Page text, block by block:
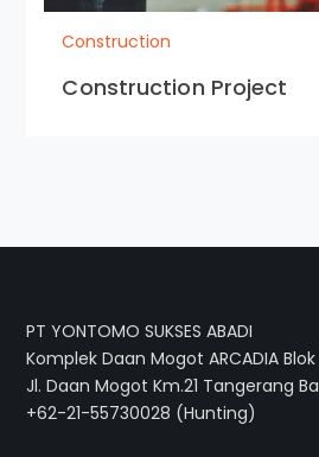
Construction
Construction Project
PT YONTOMO SUKSES ABADI
Komplek Daan Mogot ARCADIA
Jl. Daan Mogot Km.21 Tangerang
+62-21-55730028 (Hunting)